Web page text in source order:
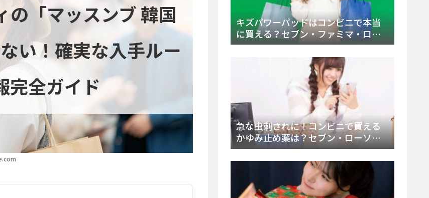
の「マッスンブ 韓国
い！確実な入手ルー
完全ガイド
キズパワーパッドはコンビニで本当
に買える？セブン・ファミマ・ロー
ソン徹底調査＆値段と種類別販売場
急な虫刺されに！コンビニで買える
かゆみ止め薬は？セブン・ローソ
ン・ファミマの販売状況と定番商品
まとめ